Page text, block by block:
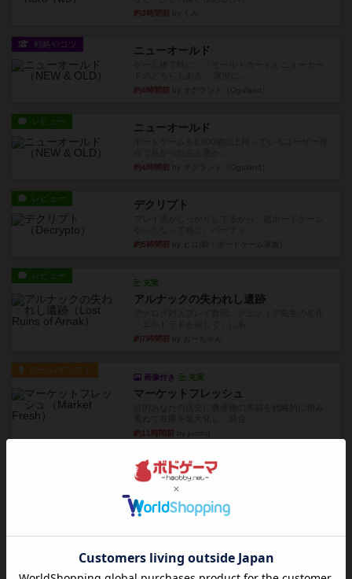
約3時間前
戦略やコツ ニューオールド
約4時間前
レビュー ニューオールド
約4時間前
レビュー デクリプト
約5時間前
レビュー
充実
アルナックの失われし遺跡
約7時間前
ルール/インスト
画像付き 充実
マーケットフレッシュ
約11時間前
メメントオンラインタクティクス
どんどん物量が増えて大変になっていく押し付け
約12時間前by nekomanma222
サイコロゲームです1から5までの数字と芋虫がか
かれたダイス。これを振っ...